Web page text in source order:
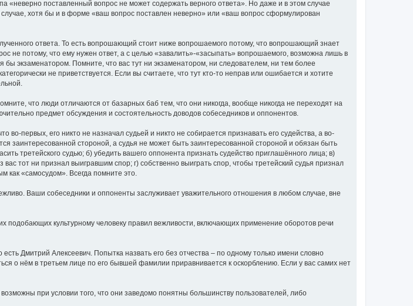
поставленный вопрос не может содержать верного ответа». Но даже и в этом случае
хотя бы и в форме «ваш вопрос поставлен неверно» или «ваш вопрос сформулирован
ответа. То есть вопрошающий стоит ниже вопрошаемого потому, что вопрошающий знает
потому, что ему нужен ответ, а с целью «завалить»-«засыпать» вопрошаемого, возможна лишь в
бы экзаменатором. Помните, что вас тут ни экзаменатором, ни следователем, ни тем более
не приветствуется. Если вы считаете, что тут кто-то неправ или ошибается и хотите
что люди отличаются от базарных баб тем, что они никогда, вообще никогда не переходят на
предмет обсуждения и состоятельность доводов собеседников и оппонентов.
первых, его никто не назначал судьей и никто не собирается признавать его судейства, а во-
заинтересованной стороной, а судья не может быть заинтересованной стороной и обязан быть
третейского судью; б) убедить вашего оппонента признать судейство приглашённого лица; в)
тот ни признал выигравшим спор; г) собственно выиграть спор, чтобы третейский судья признал
как «самосудом». Всегда помните это.
Ваши собеседники и оппоненты заслуживает уважительного отношения в любом случае, вне
подобающих культурному человеку правил вежливости, включающих применение оборотов речи
Дмитрий Алексеевич. Попытка назвать его без отчества – по одному только имени словно
о нём в третьем лице по его бывшей фамилии приравнивается к оскорблению. Если у вас самих нет
при условии того, что они заведомо понятны большинству пользователей, либо